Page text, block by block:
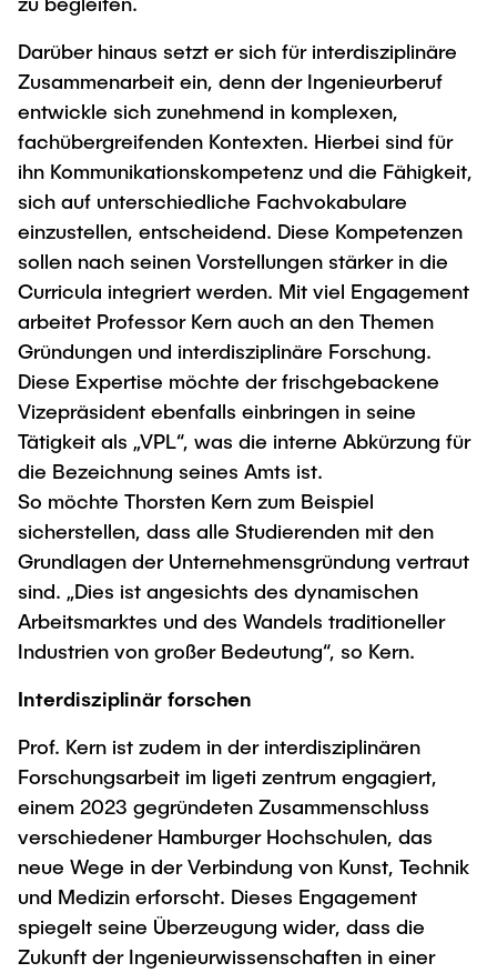
Darüber hinaus setzt er sich für interdisziplinäre
Zusammenarbeit ein, denn der Ingenieurberuf
entwickle sich zunehmend in komplexen,
fachübergreifenden Kontexten. Hierbei sind für
ihn Kommunikationskompetenz und die Fähigkeit,
sich auf unterschiedliche Fachvokabulare
einzustellen, entscheidend. Diese Kompetenzen
sollen nach seinen Vorstellungen stärker in die
Curricula integriert werden. Mit viel Engagement
arbeitet Professor Kern auch an den Themen
Gründungen und interdisziplinäre Forschung.
Diese Expertise möchte der frischgebackene
Vizepräsident ebenfalls einbringen in seine
Tätigkeit als „VPL“, was die interne Abkürzung für
die Bezeichnung seines Amts ist.
So möchte Thorsten Kern zum Beispiel
sicherstellen, dass alle Studierenden mit den
Grundlagen der Unternehmensgründung vertraut
sind. „Dies ist angesichts des dynamischen
Arbeitsmarktes und des Wandels traditioneller
Industrien von großer Bedeutung“, so Kern.
Interdisziplinär forschen
Prof. Kern ist zudem in der interdisziplinären
Forschungsarbeit im ligeti zentrum engagiert,
einem 2023 gegründeten Zusammenschluss
verschiedener Hamburger Hochschulen, das
neue Wege in der Verbindung von Kunst, Technik
und Medizin erforscht. Dieses Engagement
spiegelt seine Überzeugung wider, dass die
Zukunft der Ingenieurwissenschaften in einer